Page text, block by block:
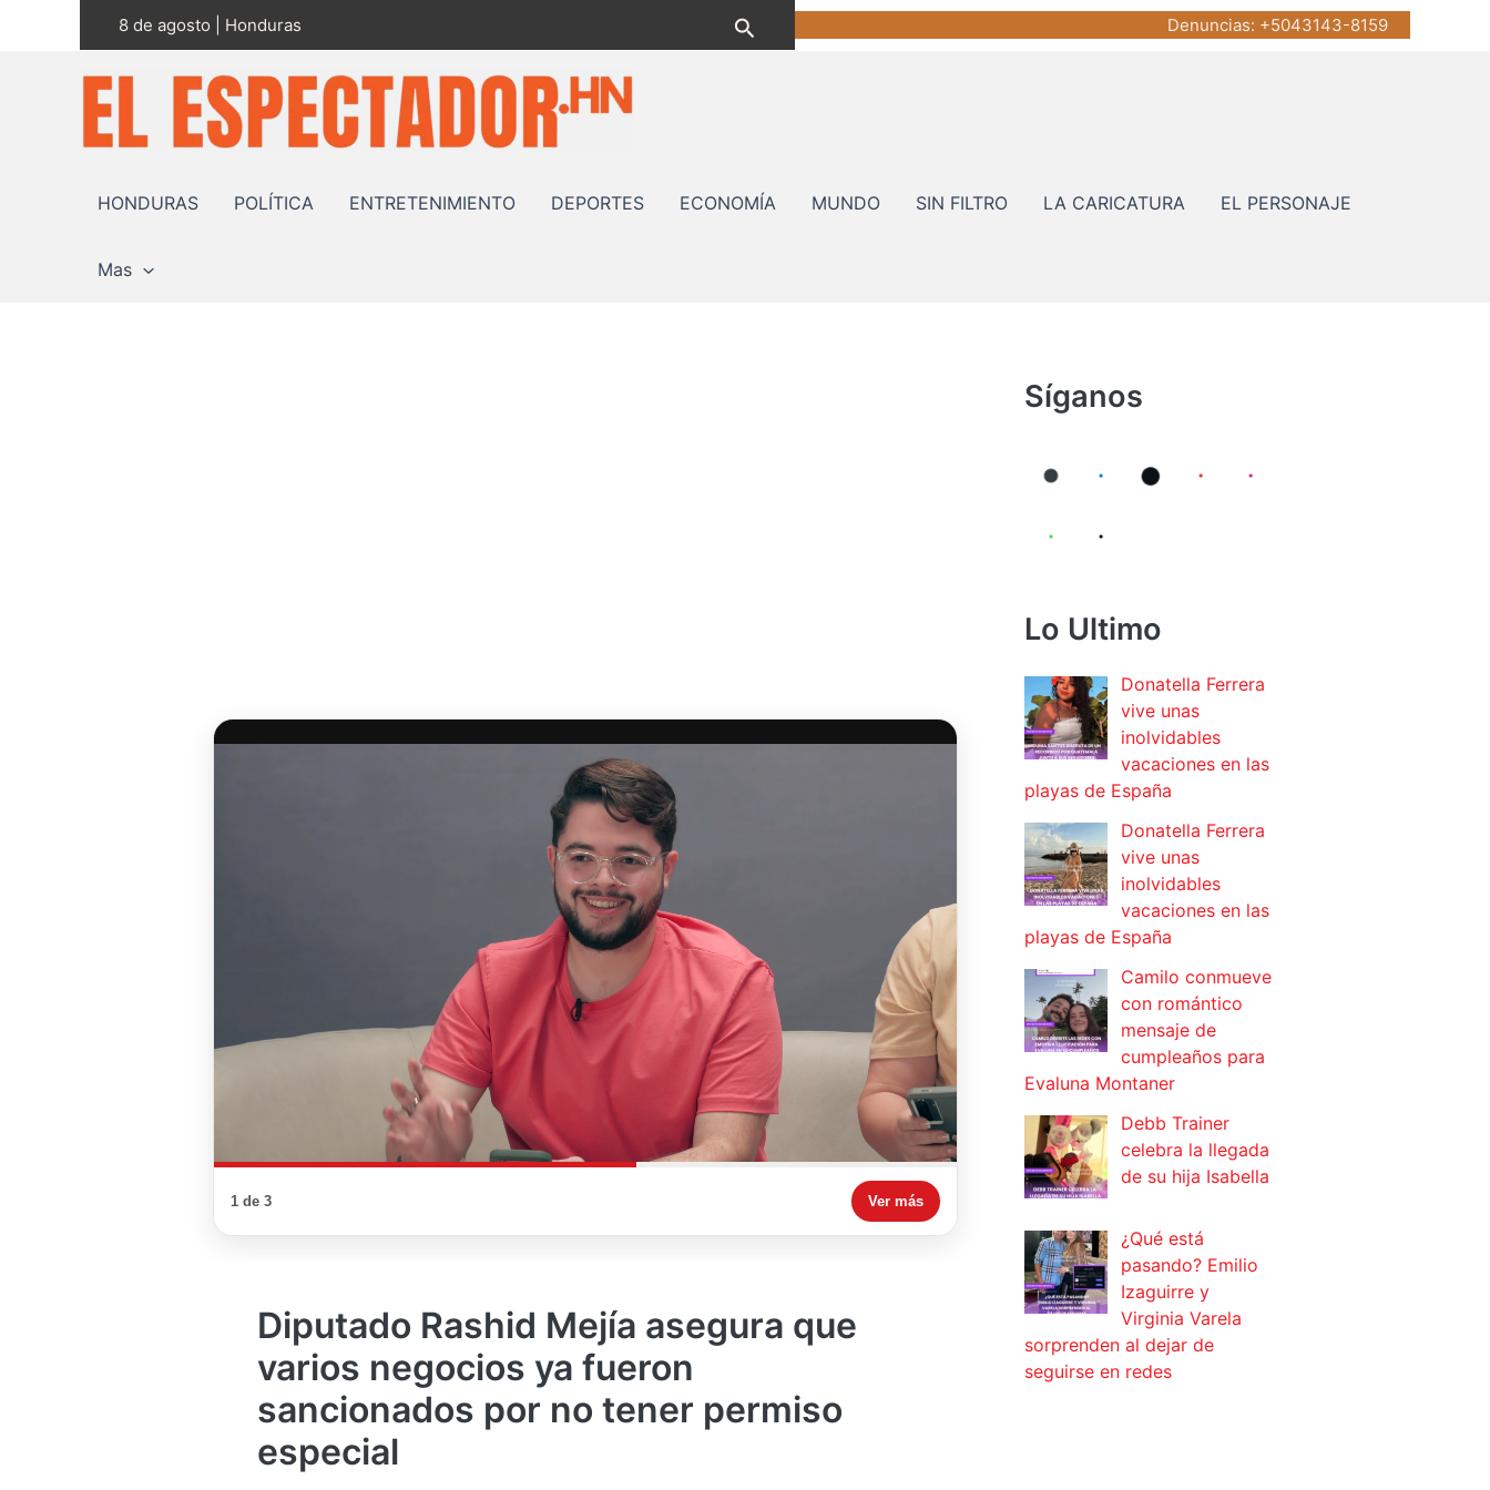
8 de agosto | Honduras Buscar Denuncias: +5043143-8159
HONDURAS POLÍTICA ENTRETENIMIENTO DEPORTES ECONOMÍA MUNDO SIN FILTRO LA CARICATURA EL PERSONAJE
Mas
1 de 3 Ver más
Diputado Rashid Mejía asegura que
varios negocios ya fueron
sancionados por no tener permiso
especial
Síganos
Lo Ultimo
Donatella Ferrera
vive unas
inolvidables
vacaciones en las
playas de España
Donatella Ferrera
vive unas
inolvidables
vacaciones en las
playas de España
Camilo conmueve
con romántico
mensaje de
cumpleaños para
Evaluna Montaner
Debb Trainer
celebra la llegada
de su hija Isabella
¿Qué está
pasando? Emilio
Izaguirre y
Virginia Varela
sorprenden al dejar de
seguirse en redes